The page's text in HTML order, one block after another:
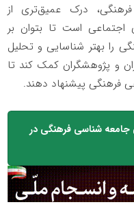
درک عمیق‌تری از
است تا بتوان بر
را بهتر شناسایی و تحلیل
و پژوهشگران کمک کند تا
فرهنگی پیشنهاد دهند.
شناسی فرهنگی در